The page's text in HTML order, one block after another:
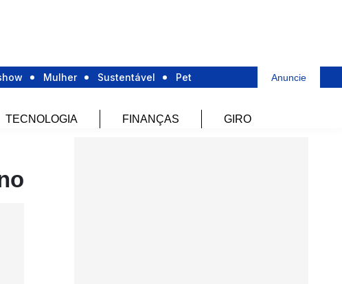
Mulher Sustentável Pet Anuncie
TECNOLOGIA FINANÇAS GIRO